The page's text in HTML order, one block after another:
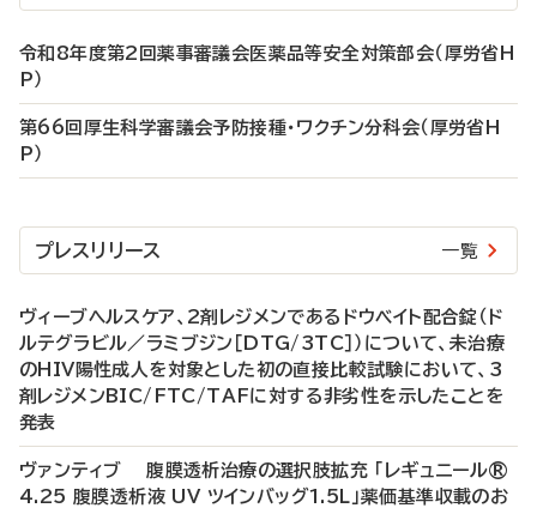
令和8年度第2回薬事審議会医薬品等安全対策部会（厚労省H
P）
第66回厚生科学審議会予防接種・ワクチン分科会（厚労省H
P）
プレスリリース 一覧
ヴィーブヘルスケア、2剤レジメンであるドウベイト配合錠（ド
ルテグラビル／ラミブジン［DTG/3TC］）について、未治療
のHIV陽性成人を対象とした初の直接比較試験において、3
剤レジメンBIC/FTC/TAFに対する非劣性を示したことを
発表
ヴァンティブ 腹膜透析治療の選択肢拡充 「レギュニール®
4.25 腹膜透析液 UV ツインバッグ1.5L」薬価基準収載のお